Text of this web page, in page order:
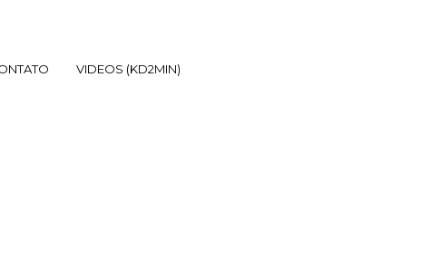
VIDEOS (KD2MIN)